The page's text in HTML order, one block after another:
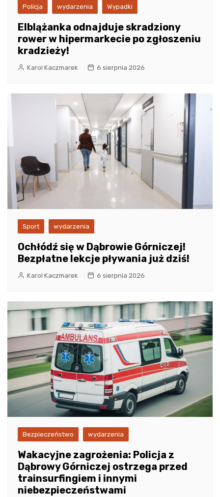
Policja wydarzenia Wypadki
Elblążanka odnajduje skradziony
rower w hipermarkecie po zgłoszeniu
kradzieży!
Karol Kaczmarek 6 sierpnia 2026
Sport wydarzenia
Ochłódź się w Dąbrowie Górniczej!
Bezpłatne lekcje pływania już dziś!
Karol Kaczmarek 6 sierpnia 2026
Bezpieczeństwo wydarzenia
Wakacyjne zagrożenia: Policja z
Dąbrowy Górniczej ostrzega przed
trainsurfingiem i innymi
niebezpieczeństwami